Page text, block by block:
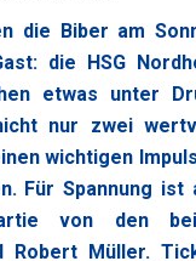
die Biber am
die HSG
etwas unter
nur zwei
wichtigen
Für Spannung ist
von den
Robert Müller.